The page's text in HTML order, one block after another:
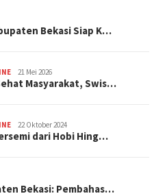
Bekasi Siap K…
21 Mei 2026
Masyarakat, Swis…
22 Oktober 2024
dari Hobi Hing…
Bekasi: Pembahas…